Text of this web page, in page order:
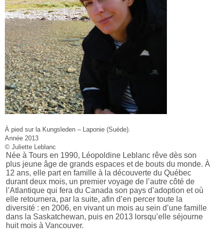
À pied sur la Kungsleden – Laponie (Suède).
Année 2013
© Juliette Leblanc
Née à Tours en 1990, Léopoldine Leblanc rêve dès son
plus jeune âge de grands espaces et de bouts du monde. À
12 ans, elle part en famille à la découverte du Québec
durant deux mois, un premier voyage de l’autre côté de
l’Atlantique qui fera du Canada son pays d’adoption et où
elle retournera, par la suite, afin d’en percer toute la
diversité : en 2006, en vivant un mois au sein d’une famille
dans la Saskatchewan, puis en 2013 lorsqu’elle séjourne
huit mois à Vancouver.